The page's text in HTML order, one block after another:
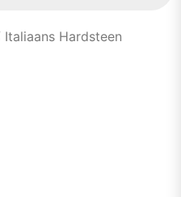
Italiaans Hardsteen